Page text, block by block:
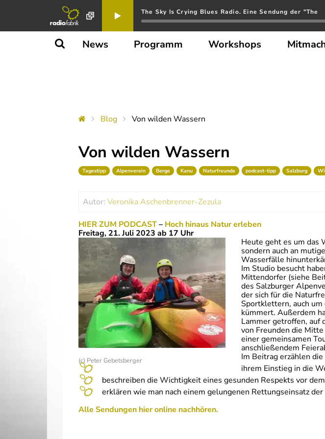
The Sky Is Crying Blues Radio. Eine Sendung der "The
News Programm Workshops
Blog Von wilden Wassern
Von wilden Wassern
Tagestipp Alpenverein Berge Kanu Naturfreunde podcast-tipp Salzburg
Autor: Veronika Aschenbrenner-Zezula
HIER ZUM PODCAST– Hoch hinaus Natur erleben
Freitag, 21. Juli 2023 ab 17 Uhr
(c) Peter Gebetsberger
Heute geht es um das
sondern auch an
Wasserfälle
Im Studio besucht
Mittendorfer (siehe
des Salzburger
der sich für die
Sportklettern, auch
kümmert. Außerdem
Lammer getroffen, auf
von Freunden die
einer gemeinsamen
anschließendem
Im Beitrag erzählen
ihrem Einstieg in die
beschreiben die Wichtigkeit eines gesunden Respekts vor
erklären wie man nach einem gelungenen Rettungseinsatz
Alle Sendungen hier online nachhören.